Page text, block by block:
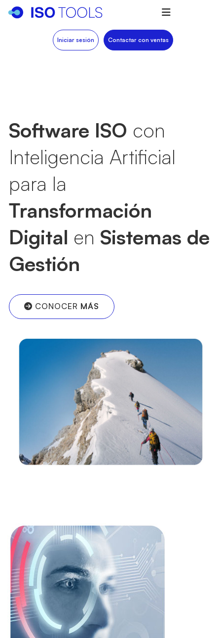
Iniciar sesión Contactar con ventas
Software ISO con
Inteligencia Artificial
para la
Transformación
Digital en Sistemas de
Gestión
CONOCER MÁS